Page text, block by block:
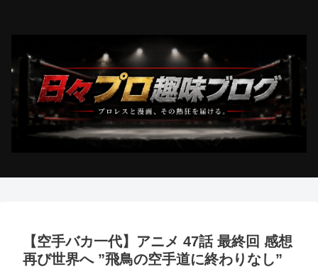
【空手バカ一代】アニメ 47話 最終回 感想
再び世界へ ”飛鳥の空手道に終わりなし”